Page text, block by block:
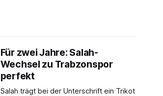
Für zwei Jahre: Salah-
Wechsel zu Trabzonspor
perfekt
Salah trägt bei der Unterschrift ein Trikot